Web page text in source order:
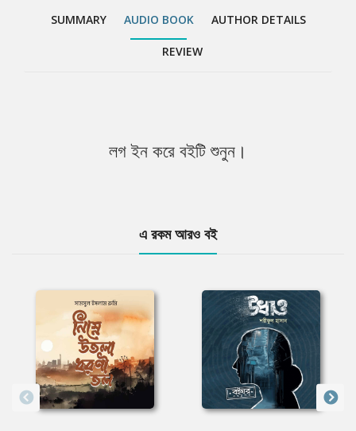
SUMMARY AUDIO BOOK AUTHOR DETAILS
REVIEW
লগ ইন করে বইটি শুনুন।
এ রকম আরও বই